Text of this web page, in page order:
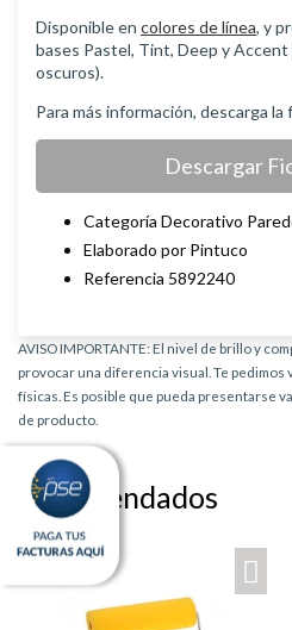
Disponible en colores de línea, y
bases Pastel, Tint, Deep y
oscuros).
Para más información, descarga la
Descargar
Categoría Decorativo
Elaborado por Pintuco
Referencia 5892240
AVISO IMPORTANTE: El nivel de brillo y
provocar una diferencia visual. Te
físicas. Es posible que pueda presentarse
de producto.
Recomendados